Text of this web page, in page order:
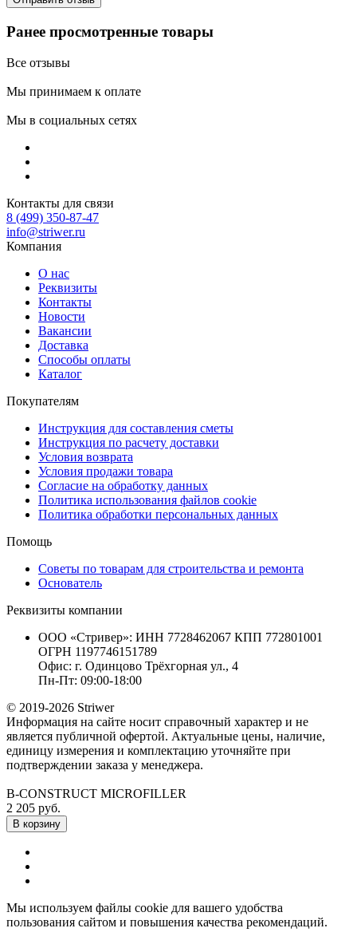
Ранее просмотренные товары
Все отзывы
Мы принимаем к оплате
Мы в социальных сетях
Контакты для связи
8 (499) 350-87-47
info@striwer.ru
Компания
О нас
Реквизиты
Контакты
Новости
Вакансии
Доставка
Способы оплаты
Каталог
Покупателям
Инструкция для составления сметы
Инструкция по расчету доставки
Условия возврата
Условия продажи товара
Согласие на обработку данных
Политика использования файлов cookie
Политика обработки персональных данных
Помощь
Советы по товарам для строительства и ремонта
Основатель
Реквизиты компании
ООО «Стривер»: ИНН 7728462067 КПП 772801001
ОГРН 1197746151789
Офис: г. Одинцово Трёхгорная ул., 4
Пн-Пт: 09:00-18:00
© 2019-2026 Striwer
Информация на сайте носит справочный характер и не
является публичной офертой. Актуальные цены, наличие,
единицу измерения и комплектацию уточняйте при
подтверждении заказа у менеджера.
B-CONSTRUCT MICROFILLER
2 205 руб.
В корзину
Мы используем файлы cookie для вашего удобства
пользования сайтом и повышения качества рекомендаций.